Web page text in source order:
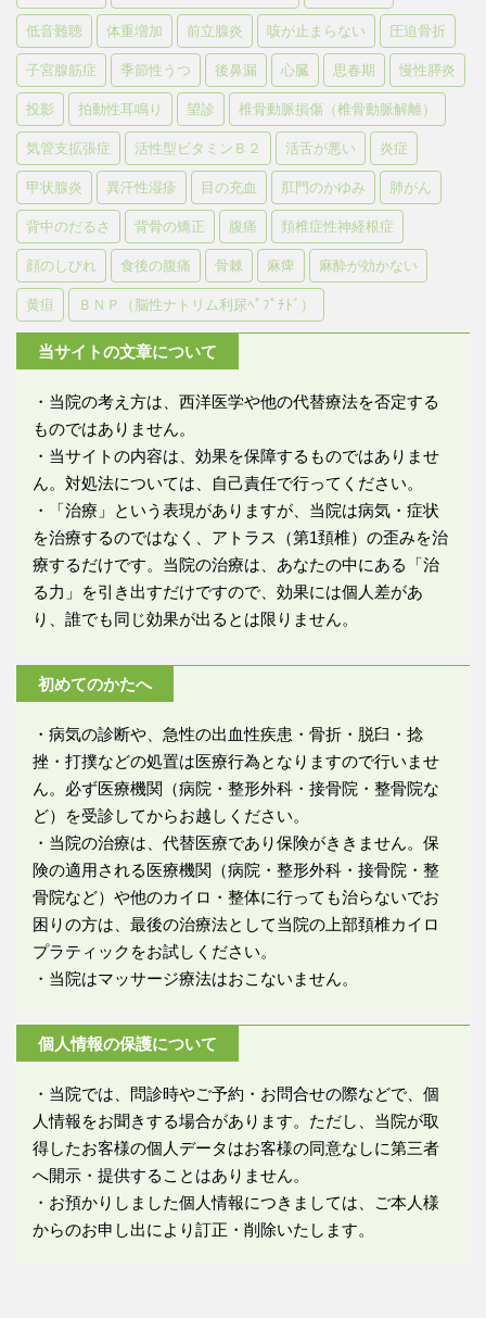
低音難聴 体重増加 前立腺炎 咳が止まらない 圧迫骨折
子宮腺筋症 季節性うつ 後鼻漏 心臓 思春期 慢性膵炎
投影 拍動性耳鳴り 望診 椎骨動脈損傷（椎骨動脈解離）
気管支拡張症 活性型ビタミンＢ２ 活舌が悪い 炎症
甲状腺炎 異汗性湿疹 目の充血 肛門のかゆみ 肺がん
背中のだるさ 背骨の矯正 腹痛 頚椎症性神経根症
顔のしびれ 食後の腹痛 骨棘 麻痺 麻酔が効かない
黄疸 ＢＮＰ（脳性ナトリム利尿ﾍﾟﾌﾟﾁﾄﾞ）
当サイトの文章について
・当院の考え方は、西洋医学や他の代替療法を否定する
ものではありません。
・当サイトの内容は、効果を保障するものではありませ
ん。対処法については、自己責任で行ってください。
・「治療」という表現がありますが、当院は病気・症状
を治療するのではなく、アトラス（第1頚椎）の歪みを治
療するだけです。当院の治療は、あなたの中にある「治
る力」を引き出すだけですので、効果には個人差があ
り、誰でも同じ効果が出るとは限りません。
初めてのかたへ
・病気の診断や、急性の出血性疾患・骨折・脱臼・捻
挫・打撲などの処置は医療行為となりますので行いませ
ん。必ず医療機関（病院・整形外科・接骨院・整骨院な
ど）を受診してからお越しください。
・当院の治療は、代替医療であり保険がききません。保
険の適用される医療機関（病院・整形外科・接骨院・整
骨院など）や他のカイロ・整体に行っても治らないでお
困りの方は、最後の治療法として当院の上部頚椎カイロ
プラティックをお試しください。
・当院はマッサージ療法はおこないません。
個人情報の保護について
・当院では、問診時やご予約・お問合せの際などで、個
人情報をお聞きする場合があります。ただし、当院が取
得したお客様の個人データはお客様の同意なしに第三者
へ開示・提供することはありません。
・お預かりしました個人情報につきましては、ご本人様
からのお申し出により訂正・削除いたします。